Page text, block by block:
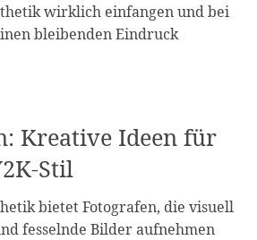
wirklich einfangen und bei
bleibenden Eindruck
Kreative Ideen für
Stil
bietet Fotografen, die visuell
fesselnde Bilder aufnehmen